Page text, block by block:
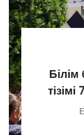
Білім